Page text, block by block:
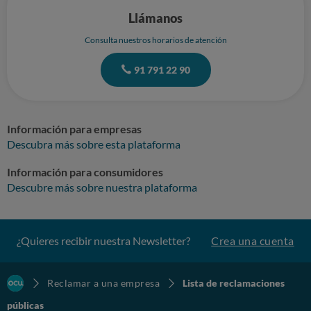
Llámanos
Consulta nuestros horarios de atención
91 791 22 90
Información para empresas
Descubra más sobre esta plataforma
Información para consumidores
Descubre más sobre nuestra plataforma
¿Quieres recibir nuestra Newsletter? Crea una cuenta
Reclamar a una empresa
Lista de reclamaciones
públicas